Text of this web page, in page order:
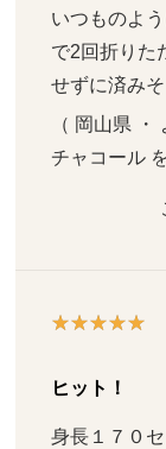
いつものよ
で2回折りた
せずに済みそ
（ 岡山県
チャコール
ヒット！
身長１７０